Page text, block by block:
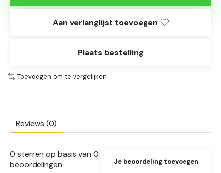
Aan verlanglijst toevoegen
Plaats bestelling
Toevoegen om te vergelijken
Reviews (0)
0 sterren op basis van 0
beoordelingen
Je beoordeling toevoegen